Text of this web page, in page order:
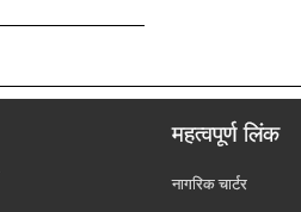
महत्वपूर्ण लिंक
नागरिक चार्टर